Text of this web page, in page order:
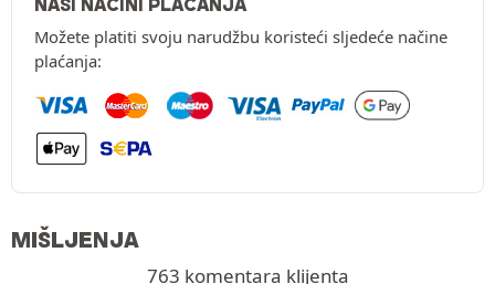
NAŠI NAČINI PLAĆANJA
Možete platiti svoju narudžbu koristeći sljedeće načine
plaćanja:
MIŠLJENJA
763 komentara klijenta